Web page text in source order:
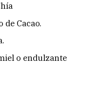
de Cacao.
o endulzante